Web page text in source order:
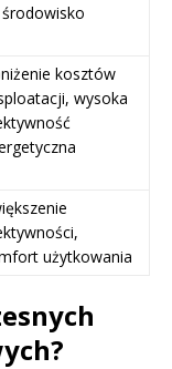
kosztów
wysoka
użytkowania